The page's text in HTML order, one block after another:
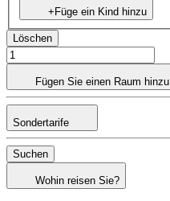
+Füge ein Kind hinzu
Löschen
Fügen Sie einen Raum hinzu
Sondertarife
Suchen
Wohin reisen Sie?